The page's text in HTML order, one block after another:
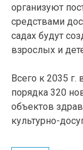
организуют
средствами
садах будут
взрослых и
Всего к 2035 г.
порядка 320
объектов
культурно-